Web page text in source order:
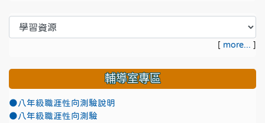
[ more... ]
輔導室專區
●八年級職涯性向測驗說明
●八年級職涯性向測驗